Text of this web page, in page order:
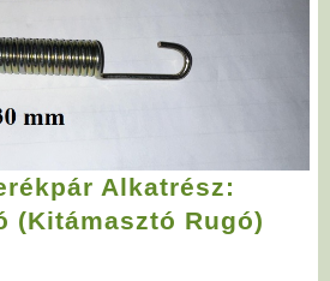
Alkatrész:
(Kitámasztó Rugó)